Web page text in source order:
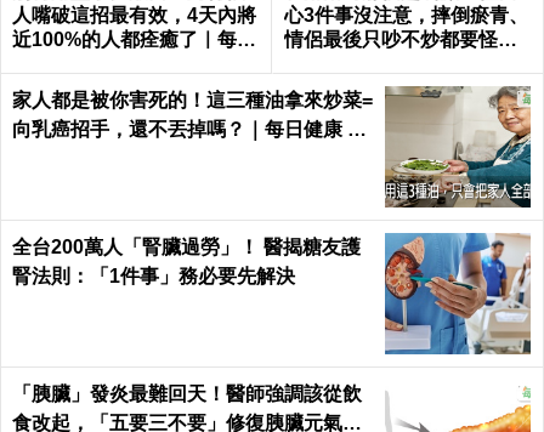
人嘴破這招最有效，4天內將
近100%的人都痊癒了｜每日
心3件事沒注意，摔倒瘀青、
情侶最後只吵不炒都要怪自
家人都是被你害死的！這三種油拿來炒菜=
向乳癌招手，還不丟掉嗎？｜每日健康 He
全台200萬人「腎臟過勞」！ 醫揭糖友護
腎法則：「1件事」務必要先解決
「胰臟」發炎最難回天！醫師強調該從飲
食改起，「五要三不要」修復胰臟元氣｜